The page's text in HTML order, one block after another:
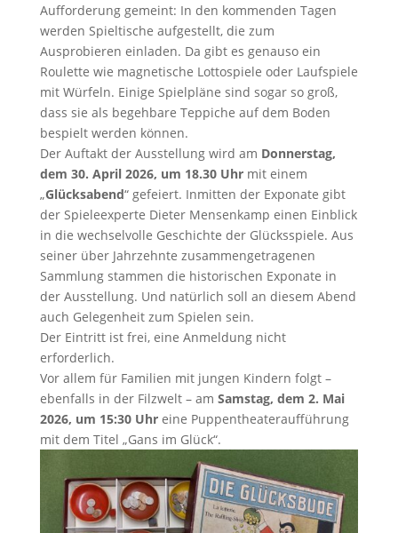
Aufforderung gemeint: In den kommenden Tagen
werden Spieltische aufgestellt, die zum
Ausprobieren einladen. Da gibt es genauso ein
Roulette wie magnetische Lottospiele oder Laufspiele
mit Würfeln. Einige Spielpläne sind sogar so groß,
dass sie als begehbare Teppiche auf dem Boden
bespielt werden können.
Der Auftakt der Ausstellung wird am Donnerstag,
dem 30. April 2026, um 18.30 Uhrmit einem
„Glücksabend“ gefeiert. Inmitten der Exponate gibt
der Spieleexperte Dieter Mensenkamp einen Einblick
in die wechselvolle Geschichte der Glücksspiele. Aus
seiner über Jahrzehnte zusammengetragenen
Sammlung stammen die historischen Exponate in
der Ausstellung. Und natürlich soll an diesem Abend
auch Gelegenheit zum Spielen sein.
Der Eintritt ist frei, eine Anmeldung nicht
erforderlich.
Vor allem für Familien mit jungen Kindern folgt –
ebenfalls in der Filzwelt – am Samstag, dem 2. Mai
2026, um 15:30 Uhreine Puppentheateraufführung
mit dem Titel „Gans im Glück“.